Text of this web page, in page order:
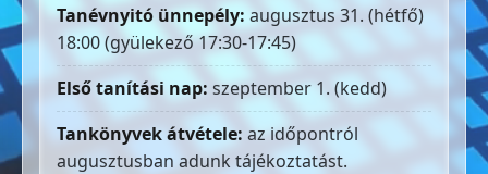
Tanévnyitó ünnepély: augusztus 31. (hétfő)
18:00 (gyülekező 17:30-17:45)
Első tanítási nap: szeptember 1. (kedd)
Tankönyvek átvétele: az időpontról
augusztusban adunk tájékoztatást.